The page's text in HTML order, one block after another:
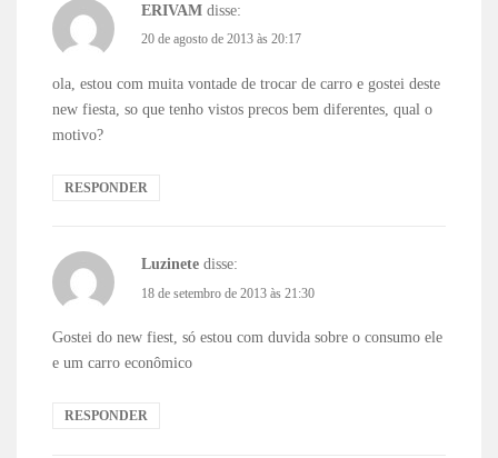
ERIVAM disse:
20 de agosto de 2013 às 20:17
ola, estou com muita vontade de trocar de carro e gostei deste
new fiesta, so que tenho vistos precos bem diferentes, qual o
motivo?
RESPONDER
Luzinete disse:
18 de setembro de 2013 às 21:30
Gostei do new fiest, só estou com duvida sobre o consumo ele
e um carro econômico
RESPONDER